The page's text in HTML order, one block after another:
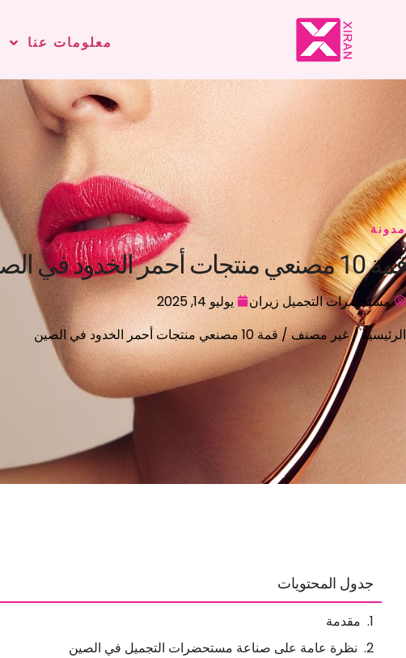
معلومات عنا
مدونة
قمة 10 مصنعي منتجات أحمر الخدود في الصين
مستحضرات التجميل زيران
يوليو 14, 2025
الرئيسية/غير مصنف/ قمة 10 مصنعي منتجات أحمر الخدود في الصين
جدول المحتويات
مقدمة
نظرة عامة على صناعة مستحضرات التجميل في الصين